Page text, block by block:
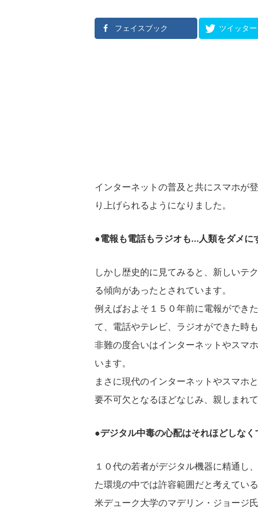
フェイスブック ツイッター
インターネットの普及と共にスマホが
り上げられるようになりました。
●電報も電話もラジオも…人類をダメに
しかし歴史的に見てみると、新しいテ
る傾向があったとされています。
例えばおよそ１５０年前に電報ができ
て、電話やテレビ、ラジオができた時
非難の度合いはインターネットやスマ
います。
まさに現代のインターネットやスマホ
要不可欠となるほどなじみ、親しまれ
●デジタル中毒の心配はそれほどしなく
１０代の若者がデジタル機器に精通し
た環境の中では許容範囲だと考えてい
米デューク大学のマデリン・ジョージ氏